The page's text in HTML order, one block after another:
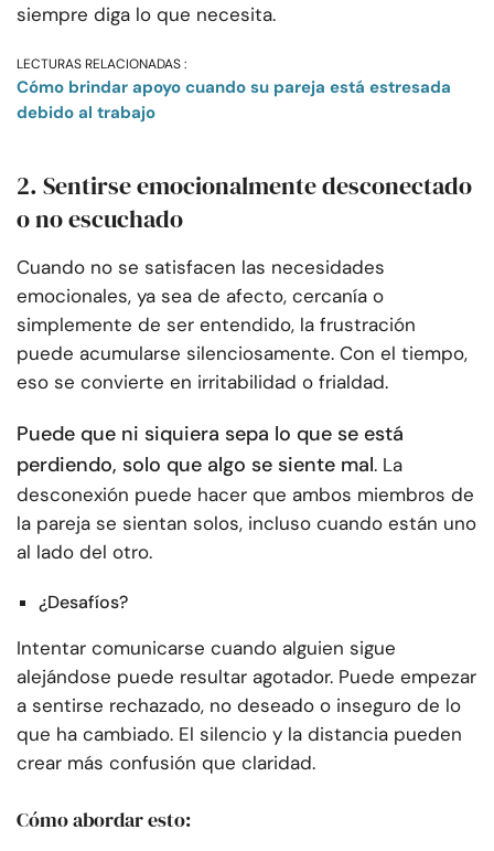
siempre diga lo que necesita.
LECTURAS RELACIONADAS :
Cómo brindar apoyo cuando su pareja está estresada
debido al trabajo
2. Sentirse emocionalmente desconectado
o no escuchado
Cuando no se satisfacen las necesidades
emocionales, ya sea de afecto, cercanía o
simplemente de ser entendido, la frustración
puede acumularse silenciosamente. Con el tiempo,
eso se convierte en irritabilidad o frialdad.
Puede que ni siquiera sepa lo que se está
perdiendo, solo que algo se siente mal. La
desconexión puede hacer que ambos miembros de
la pareja se sientan solos, incluso cuando están uno
al lado del otro.
¿Desafíos?
Intentar comunicarse cuando alguien sigue
alejándose puede resultar agotador. Puede empezar
a sentirse rechazado, no deseado o inseguro de lo
que ha cambiado. El silencio y la distancia pueden
crear más confusión que claridad.
Cómo abordar esto: